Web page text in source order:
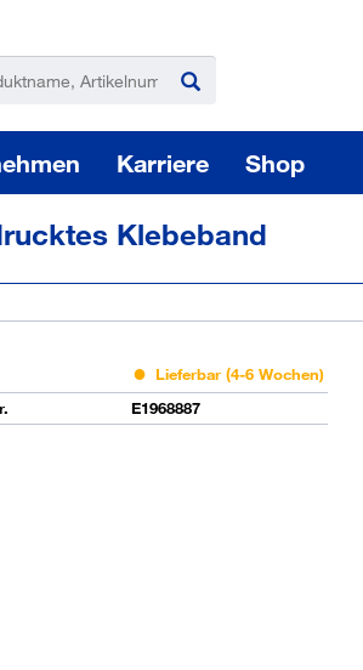
Karriere Shop
Klebeband
Lieferbar (4-6 Wochen)
E1968887